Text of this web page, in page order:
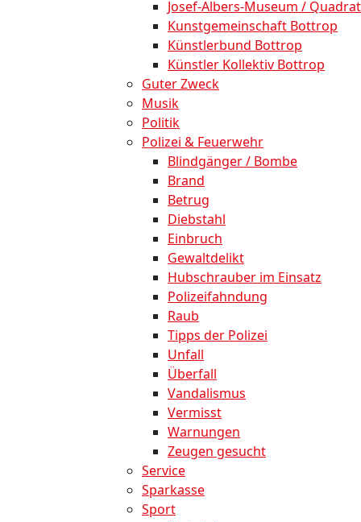
Josef-Albers-Museum / Quadrat
Kunstgemeinschaft Bottrop
Künstlerbund Bottrop
Künstler Kollektiv Bottrop
Guter Zweck
Musik
Politik
Polizei & Feuerwehr
Blindgänger / Bombe
Brand
Betrug
Diebstahl
Einbruch
Gewaltdelikt
Hubschrauber im Einsatz
Polizeifahndung
Raub
Tipps der Polizei
Unfall
Überfall
Vandalismus
Vermisst
Warnungen
Zeugen gesucht
Service
Sparkasse
Sport